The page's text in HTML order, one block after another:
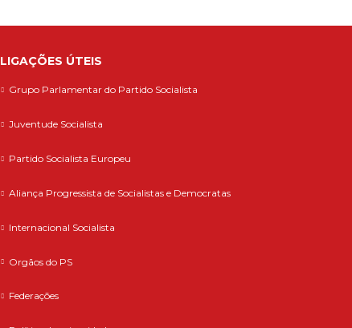
LIGAÇÕES ÚTEIS
Grupo Parlamentar do Partido Socialista
Juventude Socialista
Partido Socialista Europeu
Aliança Progressista de Socialistas e Democratas
Internacional Socialista
Orgãos do PS
Federações